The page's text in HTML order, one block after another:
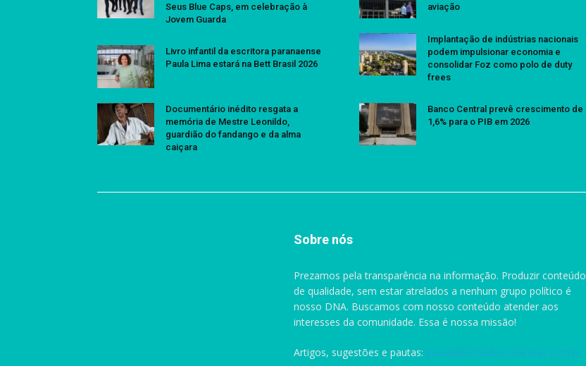
Seus Blue Caps, em celebração à
Jovem Guarda
Livro infantil da escritora paranaense
Paula Lima estará na Bett Brasil 2026
Documentário inédito resgata a
memória de Mestre Leonildo,
guardião do fandango e da alma
caiçara
aviação
Implantação de indústrias nacionais
podem impulsionar economia e
consolidar Foz como polo de duty
frees
Banco Central prevê crescimento de
1,6% para o PIB em 2026
Sobre nós
Prezamos pela transparência na informação. Produzir conteúdo
de qualidade, sem estar atrelados a nenhum grupo político é
nosso DNA. Buscamos com nosso conteúdo atender aos
interesses da comunidade. Essa é nossa missão!
Artigos, sugestões e pautas: pauta@portaldascataratas.com.br